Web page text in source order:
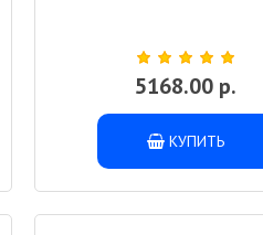
5168.00 р.
КУПИТЬ